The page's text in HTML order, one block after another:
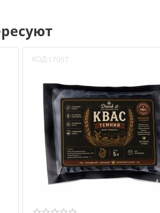
КОД:17057